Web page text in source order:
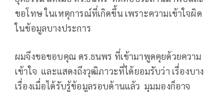
ขอโทษ ในเหตุการณ์ที่เกิดขึ้น เพราะความเข้าใจผิด
ในข้อมูลบางประการ
ผมจึงขอขอบคุณ ดร.ธนพร ที่เข้ามาพูดคุยด้วยความ
เข้าใจ และแสดงถึงวุฒิภาวะที่ได้ยอมรับว่า เรื่องบาง
เรื่องเมื่อได้รับรู้ข้อมูลรอบด้านแล้ว มุมมองก็อาจ